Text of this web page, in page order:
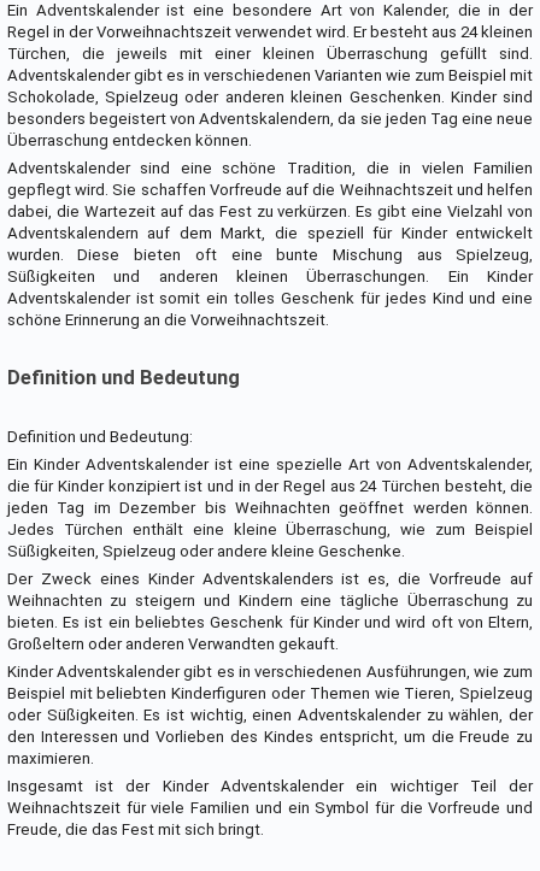
Ein Adventskalender ist eine besondere Art von Kalender, die in der
Regel in der Vorweihnachtszeit verwendet wird. Er besteht aus 24 kleinen
Türchen, die jeweils mit einer kleinen Überraschung gefüllt sind.
Adventskalender gibt es in verschiedenen Varianten wie zum Beispiel mit
Schokolade, Spielzeug oder anderen kleinen Geschenken. Kinder sind
besonders begeistert von Adventskalendern, da sie jeden Tag eine neue
Überraschung entdecken können.
Adventskalender sind eine schöne Tradition, die in vielen Familien
gepflegt wird. Sie schaffen Vorfreude auf die Weihnachtszeit und helfen
dabei, die Wartezeit auf das Fest zu verkürzen. Es gibt eine Vielzahl von
Adventskalendern auf dem Markt, die speziell für Kinder entwickelt
wurden. Diese bieten oft eine bunte Mischung aus Spielzeug,
Süßigkeiten und anderen kleinen Überraschungen. Ein Kinder
Adventskalender ist somit ein tolles Geschenk für jedes Kind und eine
schöne Erinnerung an die Vorweihnachtszeit.
Definition und Bedeutung
Definition und Bedeutung:
Ein Kinder Adventskalender ist eine spezielle Art von Adventskalender,
die für Kinder konzipiert ist und in der Regel aus 24 Türchen besteht, die
jeden Tag im Dezember bis Weihnachten geöffnet werden können.
Jedes Türchen enthält eine kleine Überraschung, wie zum Beispiel
Süßigkeiten, Spielzeug oder andere kleine Geschenke.
Der Zweck eines Kinder Adventskalenders ist es, die Vorfreude auf
Weihnachten zu steigern und Kindern eine tägliche Überraschung zu
bieten. Es ist ein beliebtes Geschenk für Kinder und wird oft von Eltern,
Großeltern oder anderen Verwandten gekauft.
Kinder Adventskalender gibt es in verschiedenen Ausführungen, wie zum
Beispiel mit beliebten Kinderfiguren oder Themen wie Tieren, Spielzeug
oder Süßigkeiten. Es ist wichtig, einen Adventskalender zu wählen, der
den Interessen und Vorlieben des Kindes entspricht, um die Freude zu
maximieren.
Insgesamt ist der Kinder Adventskalender ein wichtiger Teil der
Weihnachtszeit für viele Familien und ein Symbol für die Vorfreude und
Freude, die das Fest mit sich bringt.